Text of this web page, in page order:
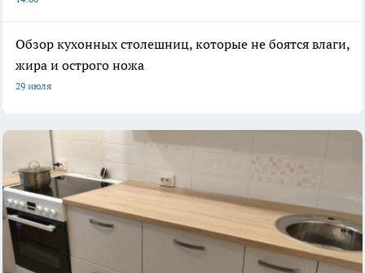
Обзор кухонных столешниц, которые не боятся влаги,
жира и острого ножа
29 июля